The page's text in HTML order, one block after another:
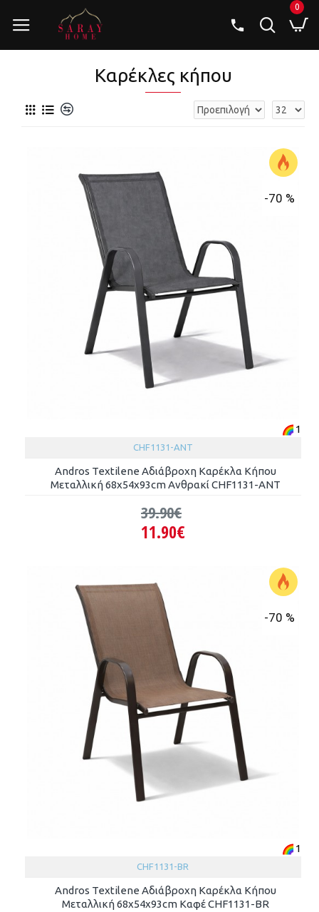
0
Καρέκλες κήπου
-70 %
1
CHF1131-ANT
Andros Textilene Αδιάβροχη Καρέκλα Κήπου
Μεταλλική 68x54x93cm Ανθρακί CHF1131-ANT
11.90€
39.90€
-70 %
1
CHF1131-BR
Andros Textilene Αδιάβροχη Καρέκλα Κήπου
Μεταλλική 68x54x93cm Καφέ CHF1131-BR